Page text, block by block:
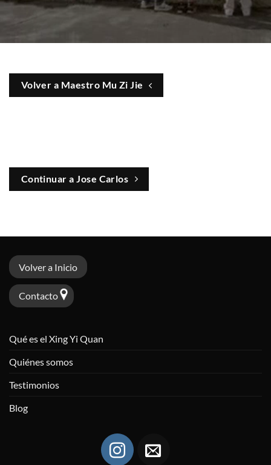
Volver a Maestro Mu Zi Jie
Continuar a Jose Carlos
Volver a Inicio
Contacto
Qué es el Xing Yi Quan
Quiénes somos
Testimonios
Blog